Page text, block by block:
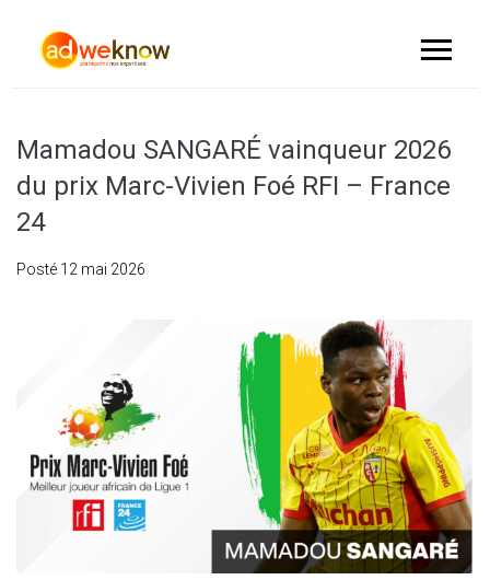
Mamadou SANGARÉ vainqueur 2026
du prix Marc-Vivien Foé RFI – France
24
Posté 12 mai 2026